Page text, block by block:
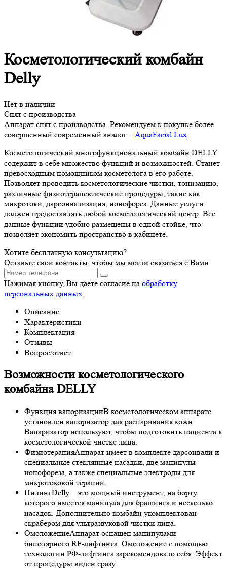
Косметологический комбайн
Delly
Нет в наличии
Снят с производства
Аппарат снят с производства. Рекомендуем к покупке более
совершенный современный аналог –AquaFacial Lux
Косметологический многофункциональный комбайн DELLY
содержит в себе множество функций и возможностей. Станет
превосходным помощником косметолога в его работе.
Позволяет проводить косметологические чистки, тонизацию,
различные физиотерапевтические процедуры, такие как
микротоки, дарсонвализация, ионофорез. Данные услуги
должен предоставлять любой косметологический центр. Все
данные функции удобно размещены в одной стойке, что
позволяет экономить пространство в кабинете.
Хотите бесплатную консультацию?
Оставьте свои контакты, чтобы мы могли связаться с Вами
Нажимая кнопку, Вы даете согласие на обработку
персональных данных
Описание
Характеристики
Комплектация
Отзывы
Вопрос/ответ
Возможности косметологического
комбайна DELLY
Функция вапоризацииВ косметологическом аппарате
установлен вапоризатор для распаривания кожи.
Вапаризатор используют, чтобы подготовить пациента к
косметологической чистке лица.
ФизиотерапияАппарат имеет в комплекте дарсонвали и
специальные стеклянные насадки, две манипулы
ионофореза, а также специальные электроды для
микротоковой терапии.
ПилингDelly – это мощный инструмент, на борту
которого имеется манипула для брашинга и несколько
насадок. Дополнительно комбайн укомплектован
скрабером для ультразвуковой чистки лица.
ОмоложениеАппарат оснащен манипулами
биполярного RF-лифтинга. Омоложение с помощью
технологии РФ-лифтинга зарекомендовало себя. Эффект
от процедуры виден сразу.